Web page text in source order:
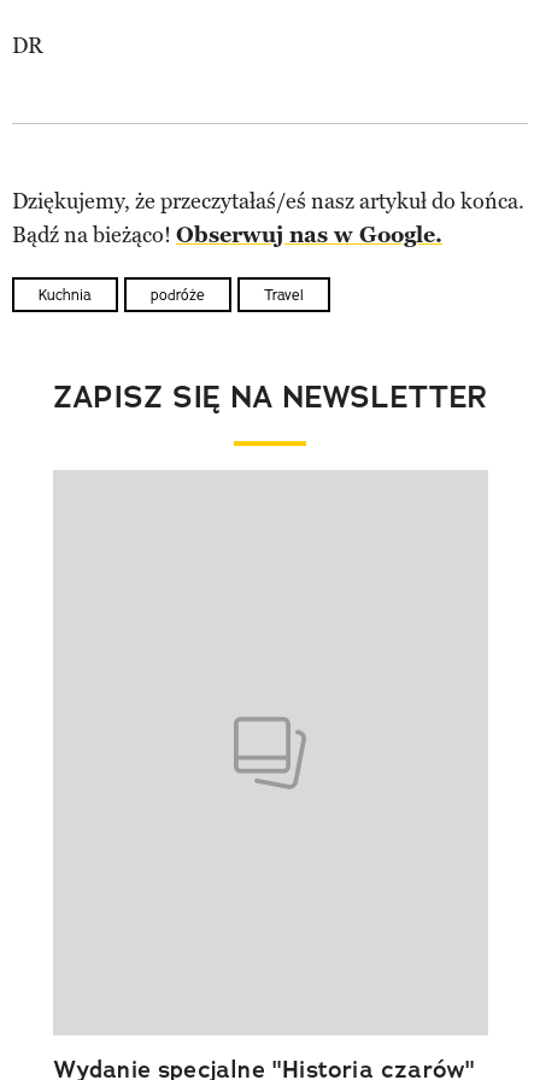
DR
Dziękujemy, że przeczytałaś/eś nasz artykuł do końca.
Bądź na bieżąco! Obserwuj nas w Google.
Kuchnia podróże Travel
ZAPISZ SIĘ NA NEWSLETTER
Wydanie specjalne "Historia czarów"